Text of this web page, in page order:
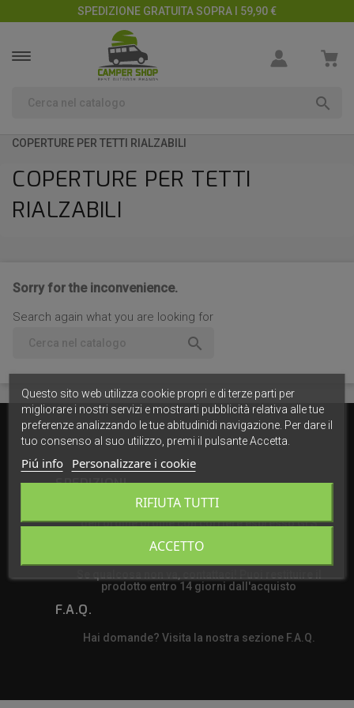
SPEDIZIONE GRATUITA SOPRA I 59,90 €

COPERTURE PER TETTI RIALZABILI
COPERTURE PER TETTI
RIALZABILI
Sorry for the inconvenience.
Search again what you are looking for

SPEDIZIONI
Spediamo in tutta Italia in 24/48h dalla ricezione
dell'ordine ordine con corriere espresso GLS
prodotto entro 14 giorni dall'acquisto
F.A.Q.
Hai domande? Visita la nostra sezione F.A.Q.
Questo sito web utilizza cookie propri e di terze parti per
migliorare i nostri servizi e mostrarti pubblicità relativa alle tue
preferenze analizzando le tue abitudinidi navigazione. Per dare il
tuo consenso al suo utilizzo, premi il pulsante Accetta.
Piú info Personalizzare i cookie
RIFIUTA TUTTI
ACCETTO